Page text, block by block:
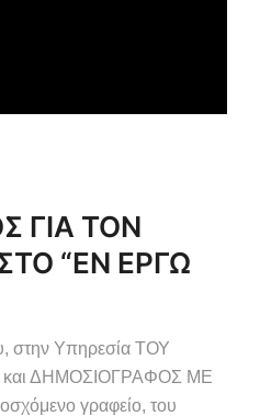
ΓΙΑ ΤΟΝ
“ΕΝ ΕΡΓΩ
στην Υπηρεσία ΤΟΥ
και ΔΗΜΟΣΙΟΓΡΑΦΟΣ ΜΕ
γραφείο, του